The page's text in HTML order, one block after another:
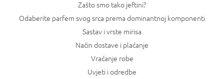
Zašto smo tako jeftini?
Odaberite parfem svog srca prema dominantnoj komponenti
Sastav i vrste mirisa
Način dostave i plaćanje
Vraćanje robe
Uvjeti i odredbe